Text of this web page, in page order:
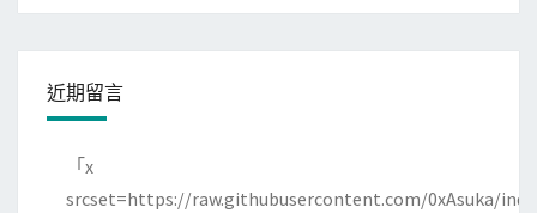
近期留言
「 x
srcset=https://raw.githubusercontent.com/0xAsuka/